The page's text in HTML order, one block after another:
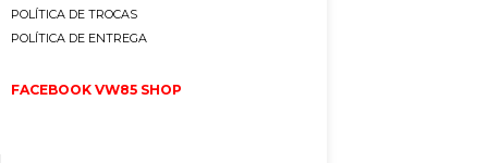
POLÍTICA DE TROCAS
POLÍTICA DE ENTREGA
FACEBOOK VW85 SHOP